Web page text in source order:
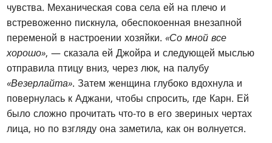
чувства. Механическая сова села ей на плечо и
встревоженно пискнула, обеспокоенная внезапной
переменой в настроении хозяйки.«Со мной все
хорошо», — сказала ей Джойра и следующей мыслью
отправила птицу вниз, через люк, на палубу
«Везерлайта». Затем женщина глубоко вдохнула и
повернулась к Аджани, чтобы спросить, где Карн. Ей
было сложно прочитать что-то в его звериных чертах
лица, но по взгляду она заметила, как он волнуется.